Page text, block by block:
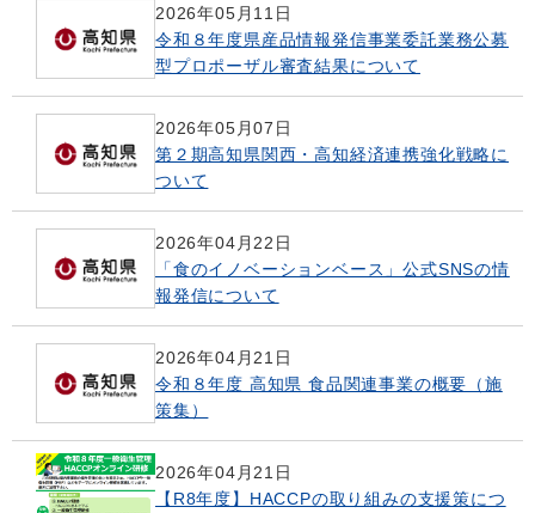
2026年05月11日
令和８年度県産品情報発信事業委託業務公募
型プロポーザル審査結果について
2026年05月07日
第２期高知県関西・高知経済連携強化戦略に
ついて
2026年04月22日
「食のイノベーションベース」公式SNSの情
報発信について
2026年04月21日
令和８年度 高知県 食品関連事業の概要（施
策集）
2026年04月21日
【R8年度】HACCPの取り組みの支援策につ